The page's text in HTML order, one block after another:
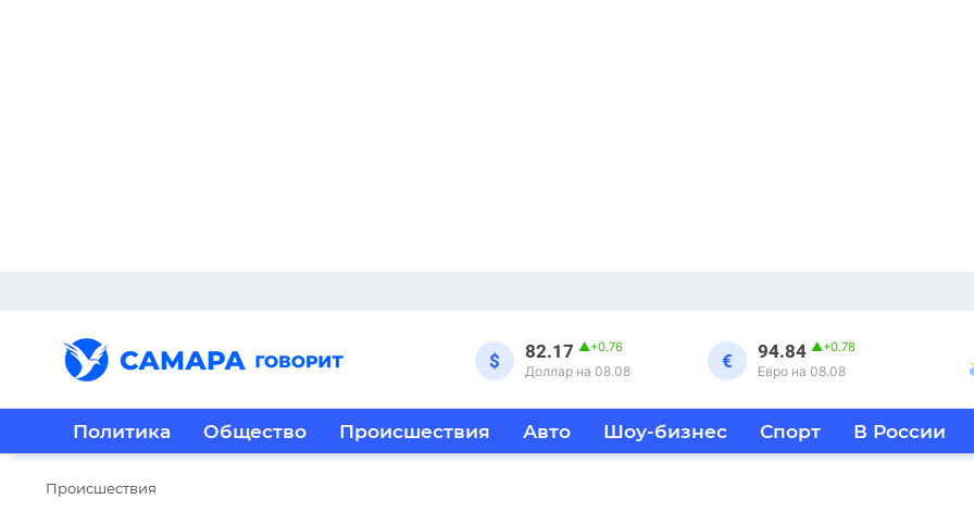
$ 82.17 ▲+0.76
Доллар на 08.08 € 94.84 ▲+0.78
Евро на 08.08
Политика Общество Происшествия Авто Шоу-бизнес Спорт В России
Происшествия